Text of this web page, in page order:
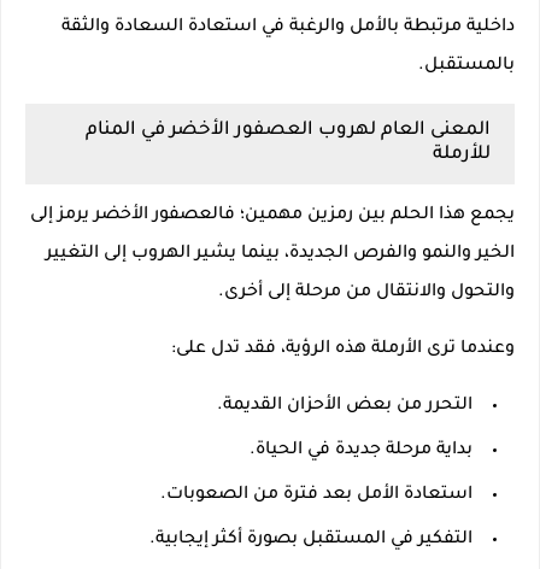
داخلية مرتبطة بالأمل والرغبة في استعادة السعادة والثقة
بالمستقبل.
المعنى العام لهروب العصفور الأخضر في المنام
للأرملة
يجمع هذا الحلم بين رمزين مهمين؛ فالعصفور الأخضر يرمز إلى
الخير والنمو والفرص الجديدة، بينما يشير الهروب إلى التغيير
والتحول والانتقال من مرحلة إلى أخرى.
وعندما ترى الأرملة هذه الرؤية، فقد تدل على:
التحرر من بعض الأحزان القديمة.
بداية مرحلة جديدة في الحياة.
استعادة الأمل بعد فترة من الصعوبات.
التفكير في المستقبل بصورة أكثر إيجابية.